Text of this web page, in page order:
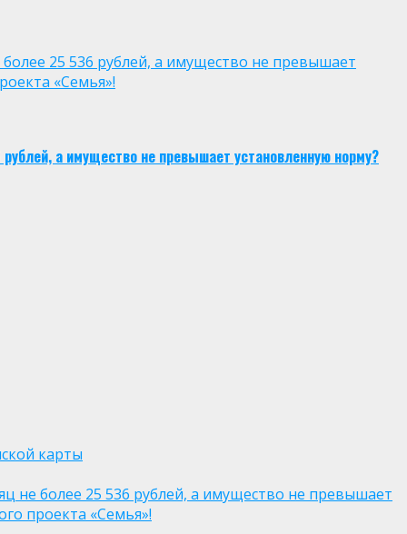
25 536 рублей, а имущество не превышает
«Семья»!
а имущество не превышает установленную норму?
карты
не более 25 536 рублей, а имущество не превышает
проекта «Семья»!